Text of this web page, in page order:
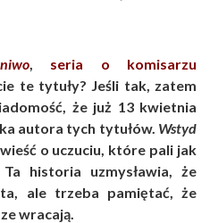
, seria o komisarzu
te tytuły? Jeśli tak, zatem
że już 13 kwietnia
autora tych tytułów. Wstyd
o uczuciu, które pali jak
historia uzmysławia, że
ale trzeba pamiętać, że
wracają.